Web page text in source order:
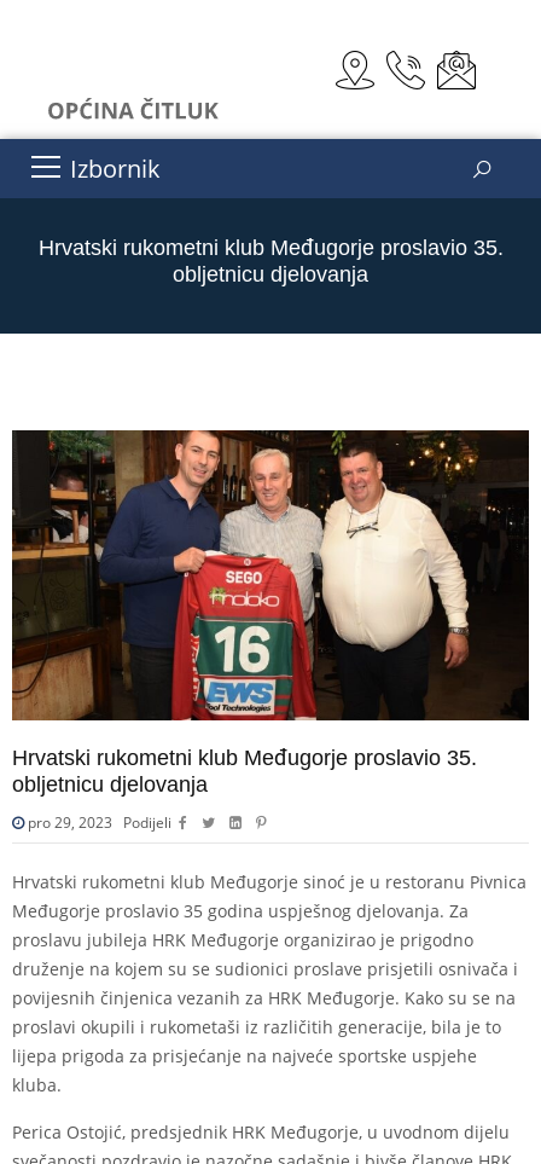
Izbornik
Hrvatski rukometni klub Međugorje proslavio 35.
obljetnicu djelovanja
Hrvatski rukometni klub Međugorje proslavio 35.
obljetnicu djelovanja
pro 29, 2023 Podijeli
Hrvatski rukometni klub Međugorje sinoć je u restoranu Pivnica
Međugorje proslavio 35 godina uspješnog djelovanja. Za
proslavu jubileja HRK Međugorje organizirao je prigodno
druženje na kojem su se sudionici proslave prisjetili osnivača i
povijesnih činjenica vezanih za HRK Međugorje. Kako su se na
proslavi okupili i rukometaši iz različitih generacije, bila je to
lijepa prigoda za prisjećanje na najveće sportske uspjehe
kluba.
Perica Ostojić, predsjednik HRK Međugorje, u uvodnom dijelu